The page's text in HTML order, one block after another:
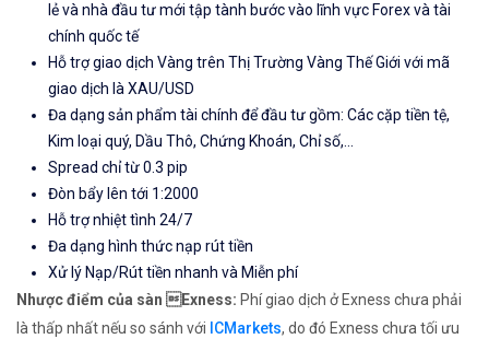
lẻ và nhà đầu tư mới tập tành bước vào lĩnh vực Forex và tài
chính quốc tế
Hỗ trợ giao dịch Vàng trên Thị Trường Vàng Thế Giới với mã
giao dịch là XAU/USD
Đa dạng sản phẩm tài chính để đầu tư gồm: Các cặp tiền tệ,
Kim loại quý, Dầu Thô, Chứng Khoán, Chỉ số,...
Spread chỉ từ 0.3 pip
Đòn bẩy lên tới 1:2000
Hỗ trợ nhiệt tình 24/7
Đa dạng hình thức nạp rút tiền
Xử lý Nạp/Rút tiền nhanh và Miễn phí
Nhược điểm của sàn Exness: Phí giao dịch ở Exness chưa phải
là thấp nhất nếu so sánh với ICMarkets, do đó Exness chưa tối ưu